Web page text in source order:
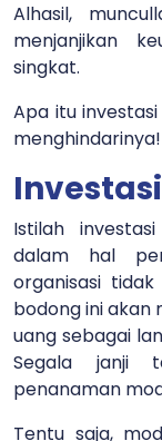
Alhasil,
menjanjikan
singkat.
Apa itu
menghindarinya!
Istilah
dalam hal
organisasi tidak
bodong ini
uang sebagai
Segala janji
penanaman
Tentu saja,